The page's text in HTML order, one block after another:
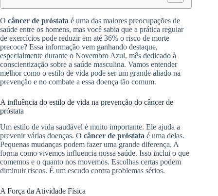
O câncer de próstata é uma das maiores preocupações de
saúde entre os homens, mas você sabia que a prática regular
de exercícios pode reduzir em até 36% o risco de morte
precoce? Essa informação vem ganhando destaque,
especialmente durante o Novembro Azul, mês dedicado à
conscientização sobre a saúde masculina. Vamos entender
melhor como o estilo de vida pode ser um grande aliado na
prevenção e no combate a essa doença tão comum.
A influência do estilo de vida na prevenção do câncer de
próstata
Um estilo de vida saudável é muito importante. Ele ajuda a
prevenir várias doenças. O câncer de próstata é uma delas.
Pequenas mudanças podem fazer uma grande diferença. A
forma como vivemos influencia nossa saúde. Isso inclui o que
comemos e o quanto nos movemos. Escolhas certas podem
diminuir riscos. É um escudo contra problemas sérios.
A Força da Atividade Física